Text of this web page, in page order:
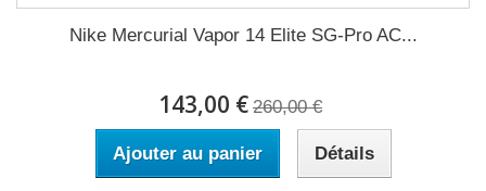
Nike Mercurial Vapor 14 Elite SG-Pro AC...
143,00 € 260,00 €
Ajouter au panier Détails